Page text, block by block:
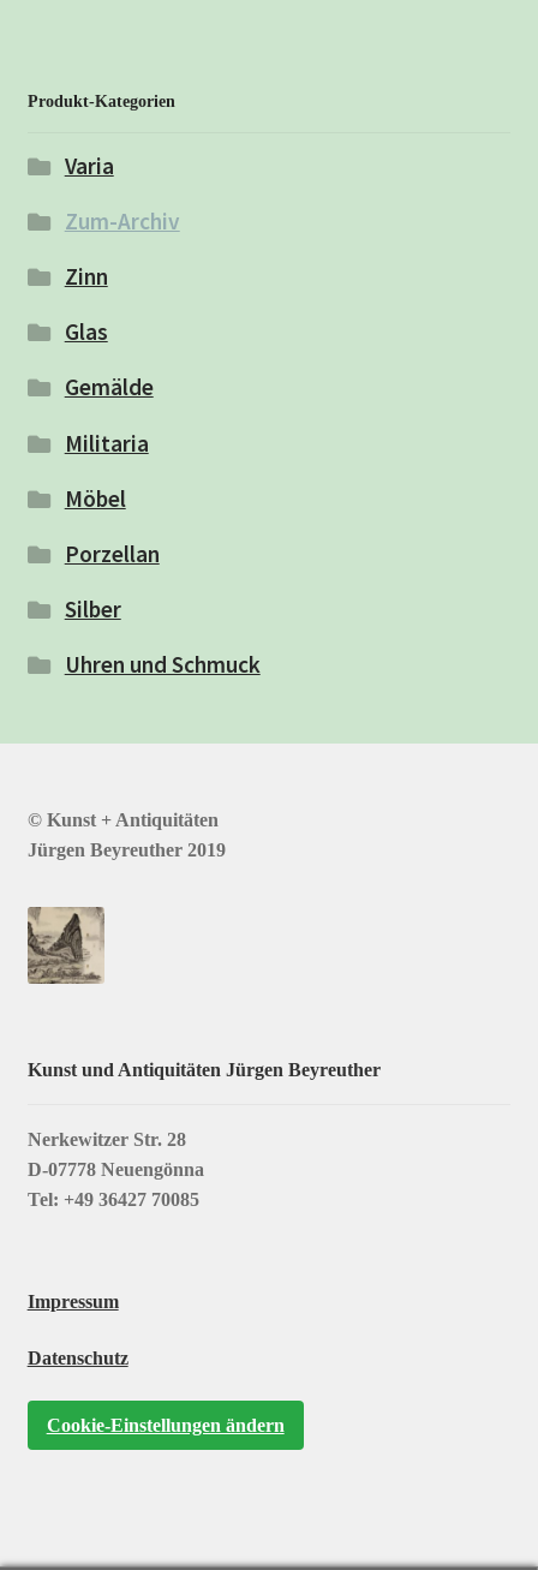
Produkt-Kategorien
Varia
Zum-Archiv
Zinn
Glas
Gemälde
Militaria
Möbel
Porzellan
Silber
Uhren und Schmuck
© Kunst + Antiquitäten
Jürgen Beyreuther 2019
Kunst und Antiquitäten Jürgen Beyreuther
Nerkewitzer Str. 28
D-07778 Neuengönna
Tel: +49 36427 70085
Impressum
Datenschutz
Cookie-Einstellungen ändern